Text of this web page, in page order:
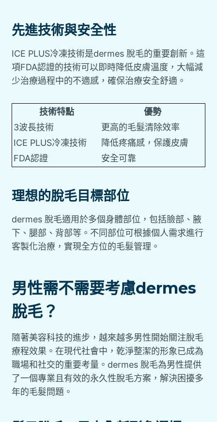
先進技術與安全性
ICE PLUS冷凍技術是dermes 脫毛的重要創新。這
項FDA認證的技術可以即時降低皮膚溫度，大幅減
少治療過程中的不適感，確保治療安全舒適。
技術特點
優勢
3波長技術
更高的毛髮清除效率
ICE PLUS冷凍技術
降低疼痛感，保護皮膚
FDA認證
安全可靠
理想的脫毛目標部位
dermes 脫毛適用於多個身體部位，包括臉部、腋
下、腿部、背部等。不同部位可根據個人需求進行
客製化治療，實現全方位的毛髮管理。
男性需不需要考慮dermes
脫毛？
隨著美容科技的進步，越來越多男性開始關注脫毛
療程效果。在現代社會中，乾淨整潔的形象已成為
職場和社交的重要考量。dermes 脫毛為男性提供
了一個專業且有效的永久性脫毛方案，解決困擾多
年的毛髮問題。